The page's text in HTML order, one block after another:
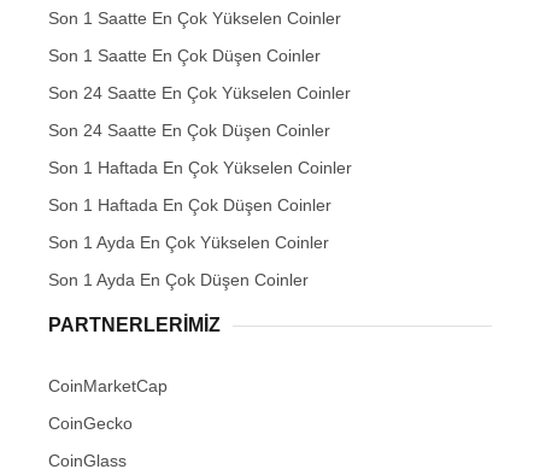
Son 1 Saatte En Çok Yükselen Coinler
Son 1 Saatte En Çok Düşen Coinler
Son 24 Saatte En Çok Yükselen Coinler
Son 24 Saatte En Çok Düşen Coinler
Son 1 Haftada En Çok Yükselen Coinler
Son 1 Haftada En Çok Düşen Coinler
Son 1 Ayda En Çok Yükselen Coinler
Son 1 Ayda En Çok Düşen Coinler
PARTNERLERIMIZ
CoinMarketCap
CoinGecko
CoinGlass